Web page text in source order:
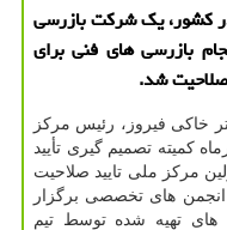
كشور، یك شركت بازرسی
بازرسی های فنی برای
صلاحیت شد.
خاکی فیروز، رئیس مرکز
کمیته تصمیم گیری تأیید
مرکز ملی تایید صلاحیت
های تخصصی برگزار
تهیه شده توسط تیم